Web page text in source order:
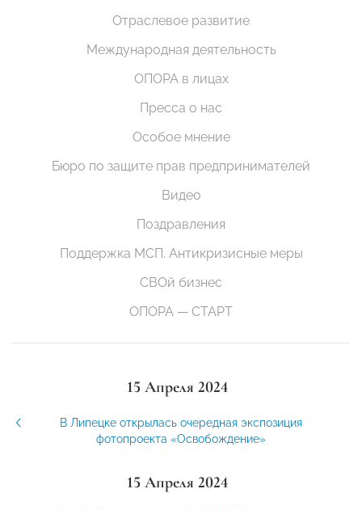
Отраслевое развитие
Международная деятельность
ОПОРА в лицах
Пресса о нас
Особое мнение
Бюро по защите прав предпринимателей
Видео
Поздравления
Поддержка МСП. Антикризисные меры
СВОй бизнес
ОПОРА — СТАРТ
15 Апреля 2024
В Липецке открылась очередная экспозиция
фотопроекта «Освобождение»
15 Апреля 2024